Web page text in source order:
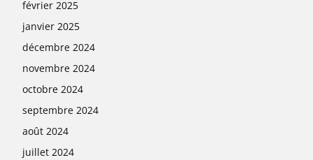
février 2025
janvier 2025
décembre 2024
novembre 2024
octobre 2024
septembre 2024
août 2024
juillet 2024